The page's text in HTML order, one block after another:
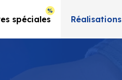
spéciales Réalisations